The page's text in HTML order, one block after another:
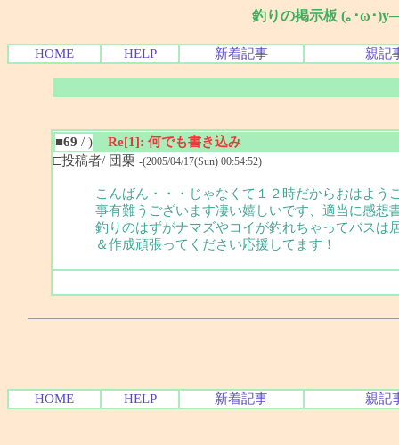
釣りの掲示板 (｡･ω･
HOME HELP 新着記事 親記
■69 / )
Re[1]: 何でも書き込み
□投稿者/ 団栗 -(2005/04/17(Sun) 00:54:52)
こんばん・・・じゃなくて１２時だからおはよ
事有難うございます凄い嬉しいです、適当に感想
釣りのはずがナマズやコイが釣れちゃってバスは
＆作成頑張ってください応援してます！
HOME HELP 新着記事 親記